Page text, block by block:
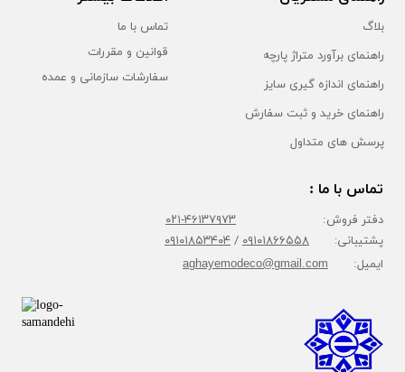
بلاگ
راهنمای برآورد متراژ پارچه
راهنمای اندازه گیری سایز
راهنمای خرید و ثبت سفارش
پرسش های متداول
تماس با ما
قوانین و مقررات
سفارشات سازمانی و عمده
تماس با ما :
دفتر فروش: ۴۶۱۳۷۹۷۳-۰۲۱
پشتیبانی: ۰۹۱۰۱۸۶۶۵۵۸/۰۹۱۰۱۸۵۳۴۰۴
ایمیل: aghayemodeco@gmail.com